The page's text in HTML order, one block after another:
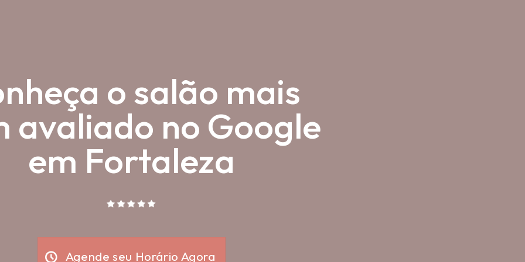
o salão mais
avaliado no Google
em Fortaleza
Agende seu Horário Agora